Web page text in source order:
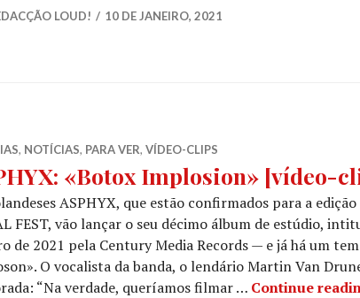
LOUD! 10 DE JANEIRO, 2021
, NOTÍCIAS, PARA VER, VÍDEO-CLIPS
«Botox Implosion» [vídeo-
ASPHYX, que estão confirmados para a
FEST, vão lançar o seu décimo álbum de estúdio,
de 2021 pela Century Media Records — e já há um
O vocalista da banda, o lendário Martin Van
“Na verdade, queríamos filmar … Continue